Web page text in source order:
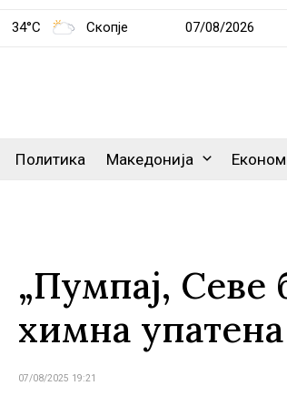
34°C Скопје 07/08/2026
Политика Македонија
„Пумпај, Севе
химна
07/08/2025 19:21